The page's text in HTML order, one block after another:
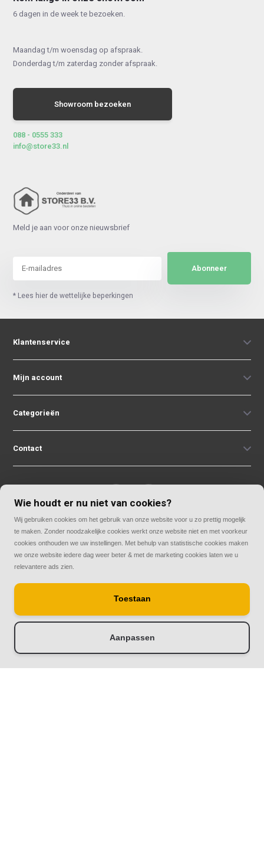
-
6 dagen in de week te bezoeken.
Maandag t/m woensdag op afspraak.
Donderdag t/m zaterdag zonder afspraak.
Showroom bezoeken
088 - 0555 333
info@store33.nl
Meld je aan voor onze nieuwsbrief
Abonneer
* Lees hier de wettelijke beperkingen
Klantenservice
Mijn account
Categorieën
Contact
© Copyright 2026
Rolluiken33 | Thuis in rolluiken
Wie houdt er nu niet van cookies?
Wij gebruiken cookies om het gebruik van onze website voor u zo prettig mogelijk
te maken. Zonder noodzakelijke cookies werkt onze website niet en met voorkeur
cookies onthouden we uw instellingen. Met behulp van statistische cookies maken
we onze website iedere dag weer beter & met de marketing cookies laten we u
relevantere ads zien.
Toestaan
Aanpassen